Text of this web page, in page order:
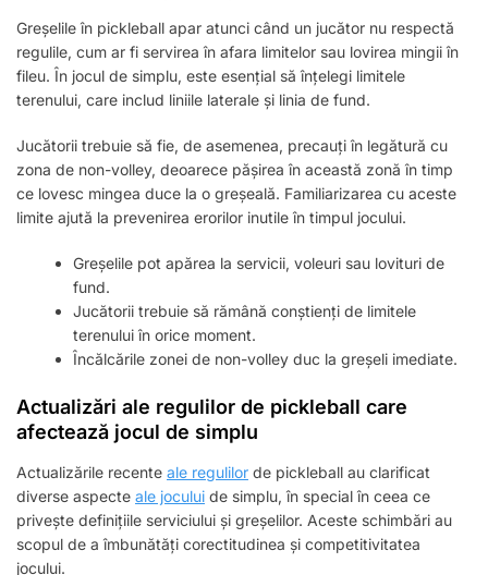
Greșelile în pickleball apar atunci când un jucător nu respectă
regulile, cum ar fi servirea în afara limitelor sau lovirea mingii în
fileu. În jocul de simplu, este esențial să înțelegi limitele
terenului, care includ liniile laterale și linia de fund.
Jucătorii trebuie să fie, de asemenea, precauți în legătură cu
zona de non-volley, deoarece pășirea în această zonă în timp
ce lovesc mingea duce la o greșeală. Familiarizarea cu aceste
limite ajută la prevenirea erorilor inutile în timpul jocului.
Greșelile pot apărea la servicii, voleuri sau lovituri de
fund.
Jucătorii trebuie să rămână conștienți de limitele
terenului în orice moment.
Încălcările zonei de non-volley duc la greșeli imediate.
Actualizări ale regulilor de pickleball care
afectează jocul de simplu
Actualizările recente ale regulilor de pickleball au clarificat
diverse aspecte ale jocului de simplu, în special în ceea ce
privește definițiile serviciului și greșelilor. Aceste schimbări au
scopul de a îmbunătăți corectitudinea și competitivitatea
jocului.